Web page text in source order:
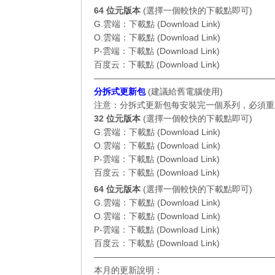
64 位元版本 (選擇一個較快的下載點即可)
G.雲端： 下載點 (Download Link)
O.雲端： 下載點 (Download Link)
P-雲端： 下載點 (Download Link)
百度云： 下載點 (Download Link)
分拆式更新包(建議給舊電腦使用)
注意：分拆式更新包每安裝完一個系列，必須重
32 位元版本 (選擇一個較快的下載點即可)
G.雲端： 下載點 (Download Link)
O.雲端： 下載點 (Download Link)
P-雲端： 下載點 (Download Link)
百度云： 下載點 (Download Link)
64 位元版本 (選擇一個較快的下載點即可)
G.雲端： 下載點 (Download Link)
O.雲端： 下載點 (Download Link)
P-雲端： 下載點 (Download Link)
百度云： 下載點 (Download Link)
本月的更新說明：